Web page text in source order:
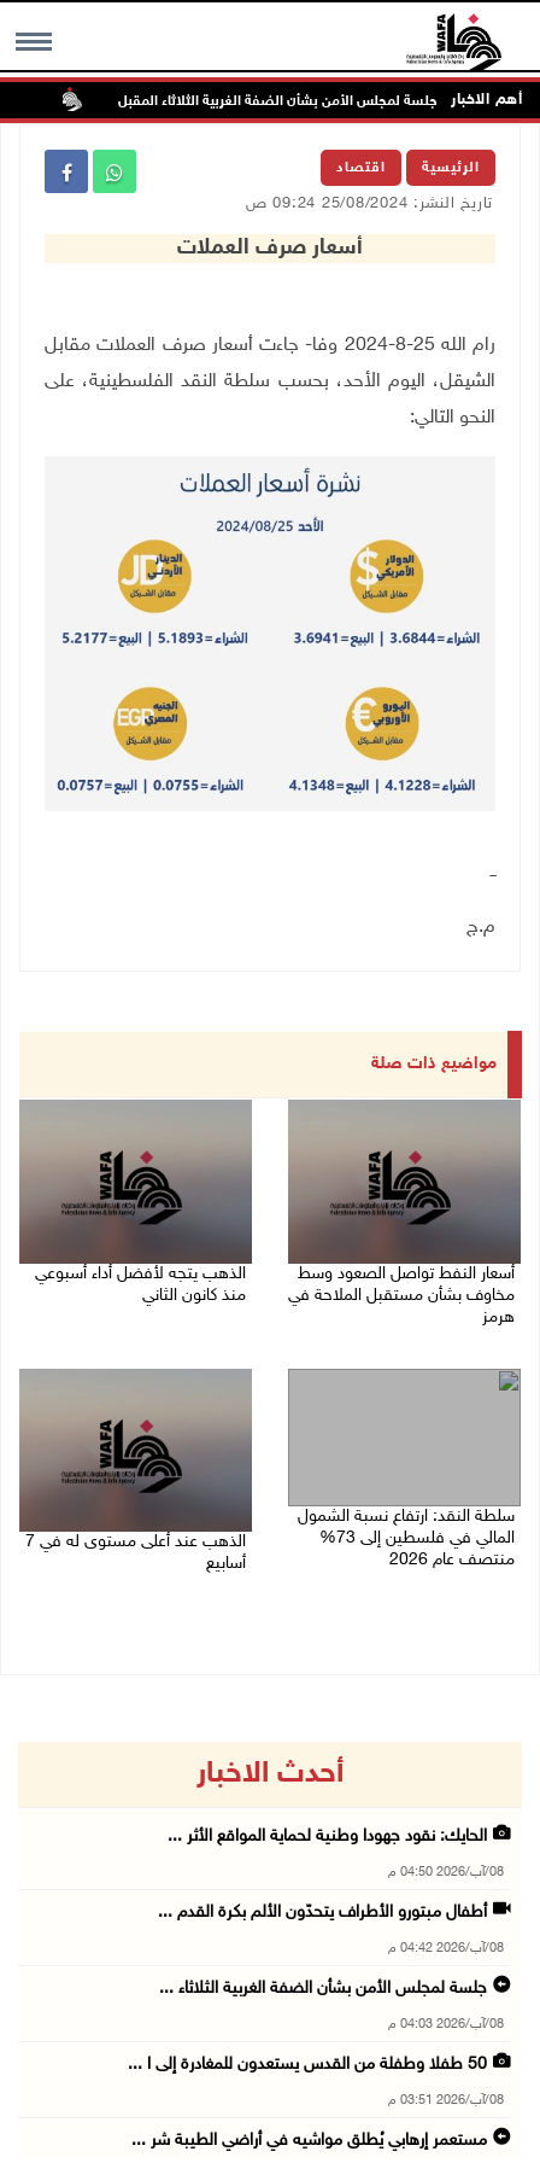
MENU أهم الاخبارجلسة لمجلس الأمن بشأن الضفة الغربية الثلاثاء المقبل
الرئيسية اقتصاد
تاريخ النشر: 25/08/2024 09:24 ص
أسعار صرف العملات
رام الله 25-8-2024 وفا- جاءت أسعار صرف العملات مقابل
الشيقل، اليوم الأحد، بحسب سلطة النقد الفلسطينية، على
النحو التالي:
ــ
م.ج
مواضيع ذات صلة
أسعار النفط تواصل الصعود وسط
مخاوف بشأن مستقبل الملاحة في
هرمز
الذهب يتجه لأفضل أداء أسبوعي
منذ كانون الثاني
سلطة النقد: ارتفاع نسبة الشمول
المالي في فلسطين إلى 73%
منتصف عام 2026
الذهب عند أعلى مستوى له في 7
أسابيع
أحدث الاخبار
الحايك: نقود جهودا وطنية لحماية المواقع الأثر ...
08/آب/2026 04:50 م
أطفال مبتورو الأطراف يتحدّون الألم بكرة القدم ...
08/آب/2026 04:42 م
جلسة لمجلس الأمن بشأن الضفة الغربية الثلاثاء ...
08/آب/2026 04:03 م
50 طفلا وطفلة من القدس يستعدون للمغادرة إلى ا ...
08/آب/2026 03:51 م
مستعمر إرهابي يُطلق مواشيه في أراضي الطيبة شر ...